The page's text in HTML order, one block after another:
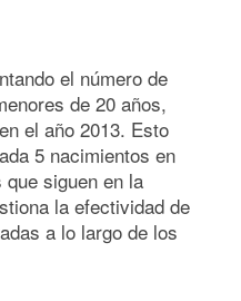
el número de
de 20 años,
el año 2013. Esto
5 nacimientos en
siguen en la
la efectividad de
a lo largo de los